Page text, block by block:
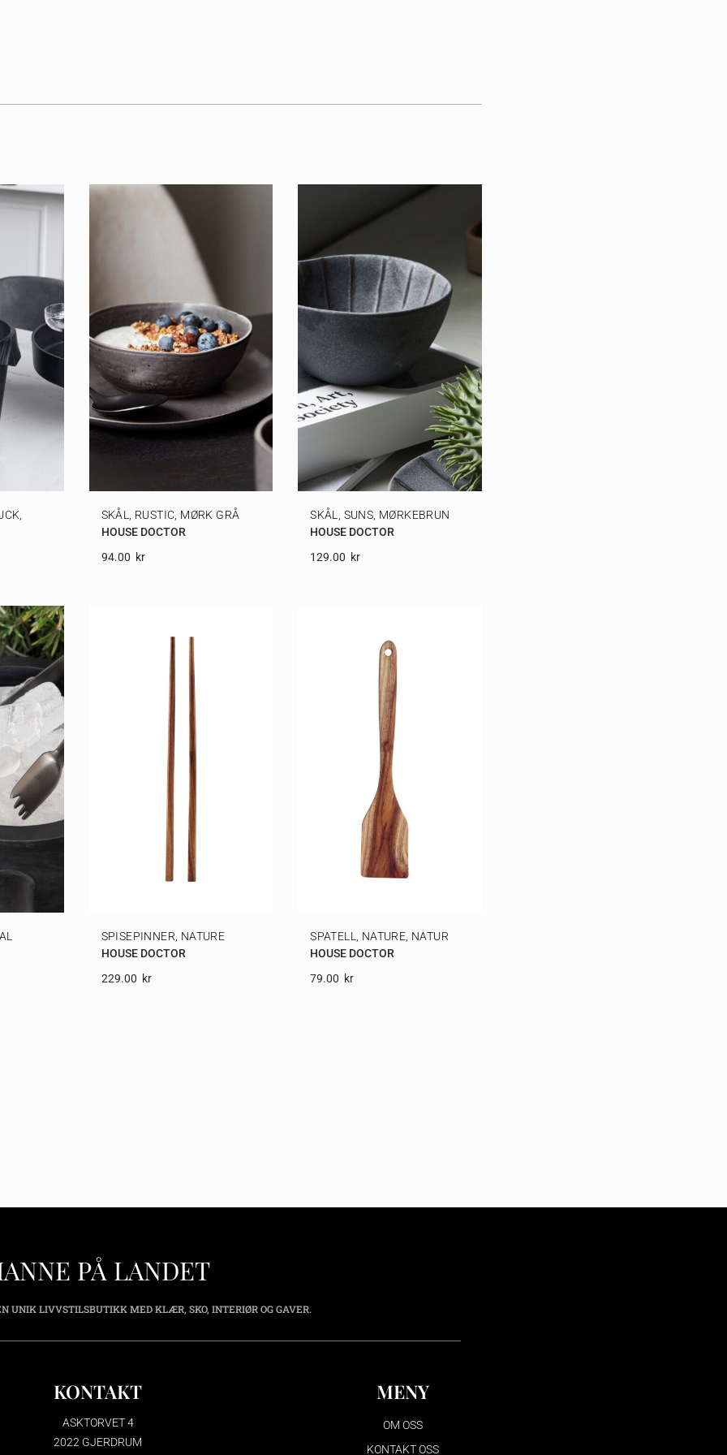
SKÅL, RUSTIC, MØRK GRÅ
HOUSE DOCTOR
94.00 Kr
SKÅL, SUNS, MØRKEBRUN
HOUSE DOCTOR
129.00 Kr
SPISEPINNER, NATURE
HOUSE DOCTOR
229.00 Kr
SPATELL, NATURE, NATUR
HOUSE DOCTOR
79.00 Kr
PÅ LANDET
UNIK LIVVSTILSBUTIKK MED KLÆR, SKO, INTERIØR OG GAVER.
KONTAKT
ASKTORVET 4
2022 GJERDRUM
MENY
OM OSS
KONTAKT OSS